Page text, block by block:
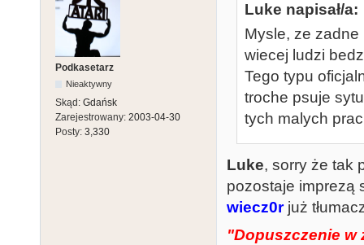
Podkasetarz
Nieaktywny
Skąd: Gdańsk
Zarejestrowany: 2003-04-30
Posty: 3,330
Luke napisał/a:
Mysle, ze
wiecej ludzi
Tego typu
troche psuje
tych malych
Luke, sorry że tak
pozostaje imprezą
wiecz0rjuż
"Dopuszczenie w